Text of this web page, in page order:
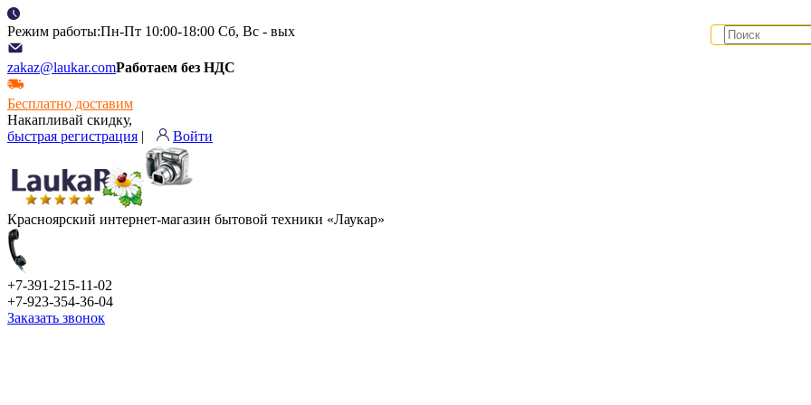
Режим работы:Пн-Пт 10:00-18:00 Сб, Вс - вых
zakaz@laukar.comРаботаем без НДС
Бесплатно доставим
Накапливай скидку,
быстрая регистрация | Войти
Красноярский интернет-магазин бытовой техники «Лаукар»
+7-391-215-11-02
+7-923-354-36-04
Заказать звонок